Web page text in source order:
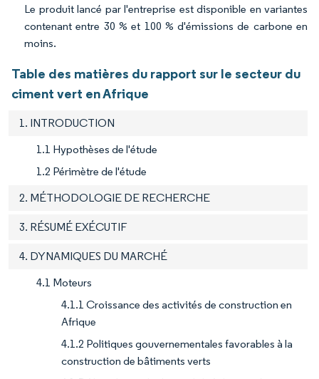
Le produit lancé par l'entreprise est disponible en variantes
contenant entre 30 % et 100 % d'émissions de carbone en
moins.
Table des matières du rapport sur le secteur du
ciment vert en Afrique
1. INTRODUCTION
1.1 Hypothèses de l'étude
1.2 Périmètre de l'étude
2. MÉTHODOLOGIE DE RECHERCHE
3. RÉSUMÉ EXÉCUTIF
4. DYNAMIQUES DU MARCHÉ
4.1 Moteurs
4.1.1 Croissance des activités de construction en
Afrique
4.1.2 Politiques gouvernementales favorables à la
construction de bâtiments verts